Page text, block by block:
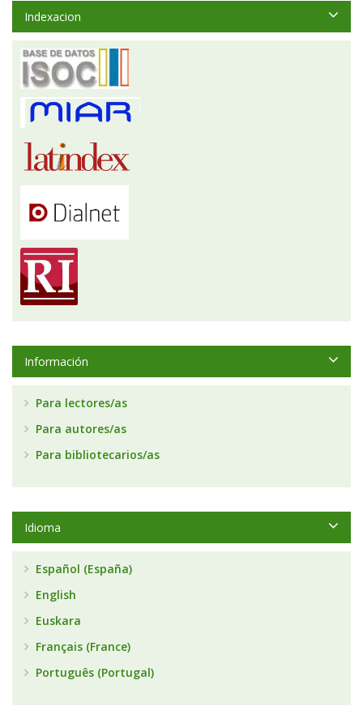
Indexacion
Información
Para lectores/as
Para autores/as
Para bibliotecarios/as
Idioma
Español (España)
English
Euskara
Français (France)
Português (Portugal)